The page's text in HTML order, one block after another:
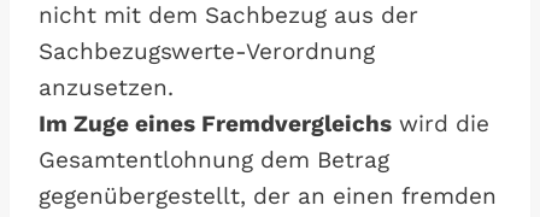
nicht mit dem Sachbezug aus der
Sachbezugswerte-Verordnung
anzusetzen.
Im Zuge eines Fremdvergleichs wird die
Gesamtentlohnung dem Betrag
gegenübergestellt, der an einen fremden